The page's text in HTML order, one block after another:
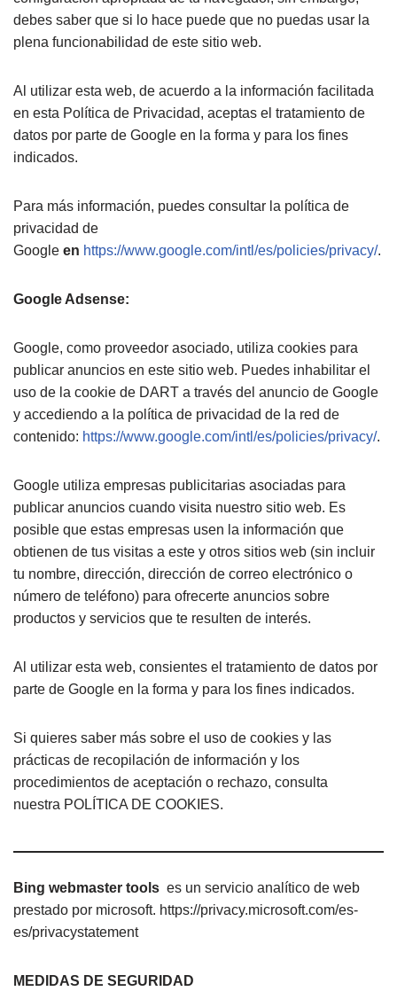
debes saber que si lo hace puede que no puedas usar la
plena funcionabilidad de este sitio web.
Al utilizar esta web, de acuerdo a la información facilitada
en esta Política de Privacidad, aceptas el tratamiento de
datos por parte de Google en la forma y para los fines
indicados.
Para más información, puedes consultar la política de
privacidad de
Google en https://www.google.com/intl/es/policies/privacy/.
Google Adsense:
Google, como proveedor asociado, utiliza cookies para
publicar anuncios en este sitio web. Puedes inhabilitar el
uso de la cookie de DART a través del anuncio de Google
y accediendo a la política de privacidad de la red de
contenido: https://www.google.com/intl/es/policies/privacy/.
Google utiliza empresas publicitarias asociadas para
publicar anuncios cuando visita nuestro sitio web. Es
posible que estas empresas usen la información que
obtienen de tus visitas a este y otros sitios web (sin incluir
tu nombre, dirección, dirección de correo electrónico o
número de teléfono) para ofrecerte anuncios sobre
productos y servicios que te resulten de interés.
Al utilizar esta web, consientes el tratamiento de datos por
parte de Google en la forma y para los fines indicados.
Si quieres saber más sobre el uso de cookies y las
prácticas de recopilación de información y los
procedimientos de aceptación o rechazo, consulta
nuestra POLÍTICA DE COOKIES.
Bing webmaster tools es un servicio analítico de web
prestado por microsoft. https://privacy.microsoft.com/es-
es/privacystatement
MEDIDAS DE SEGURIDAD